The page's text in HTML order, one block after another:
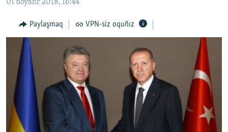
qaytmaq
CEMİYET
MEDENİYET
İNSAN AQLARI
VİDEO
SÜRET
BLOGLAR
FİKİR
01 noyabr 2018, 16:44
Paylaşmaq VPN-siz oquñız